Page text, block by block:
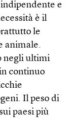
e
è il
le
animale.
negli ultimi
continuo
Il peso di
paesi più